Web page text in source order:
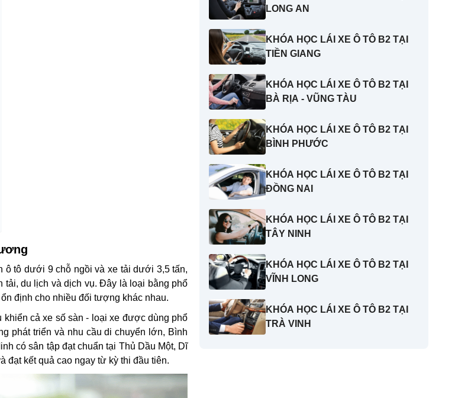
tô dưới 9 chỗ ngồi và xe tải dưới 3,5 tấn,
du lịch và dịch vụ. Đây là loại bằng phổ
định cho nhiều đối tượng khác nhau.
cả xe số sàn - loại xe được dùng phổ
phát triển và nhu cầu di chuyển lớn, Bình
có sân tập đạt chuẩn tại Thủ Dầu Một, Dĩ
đạt kết quả cao ngay từ kỳ thi đầu tiên.
LONG AN
KHÓA HỌC LÁI XE Ô TÔ B2 TẠI
TIỀN GIANG
KHÓA HỌC LÁI XE Ô TÔ B2 TẠI
BÀ RỊA - VŨNG TÀU
KHÓA HỌC LÁI XE Ô TÔ B2 TẠI
BÌNH PHƯỚC
KHÓA HỌC LÁI XE Ô TÔ B2 TẠI
ĐỒNG NAI
KHÓA HỌC LÁI XE Ô TÔ B2 TẠI
TÂY NINH
KHÓA HỌC LÁI XE Ô TÔ B2 TẠI
VĨNH LONG
KHÓA HỌC LÁI XE Ô TÔ B2 TẠI
TRÀ VINH